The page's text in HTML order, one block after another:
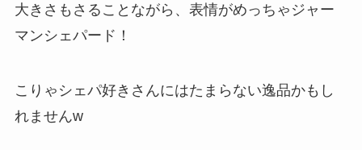
大きさもさることながら、表情がめっちゃジャー
マンシェパード！
こりゃシェパ好きさんにはたまらない逸品かもし
れませんw